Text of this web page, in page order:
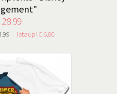
ietaupi € 6.00